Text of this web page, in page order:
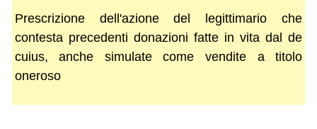
Prescrizione dell'azione del legittimario che
contesta precedenti donazioni fatte in vita dal de
cuius, anche simulate come vendite a titolo
oneroso